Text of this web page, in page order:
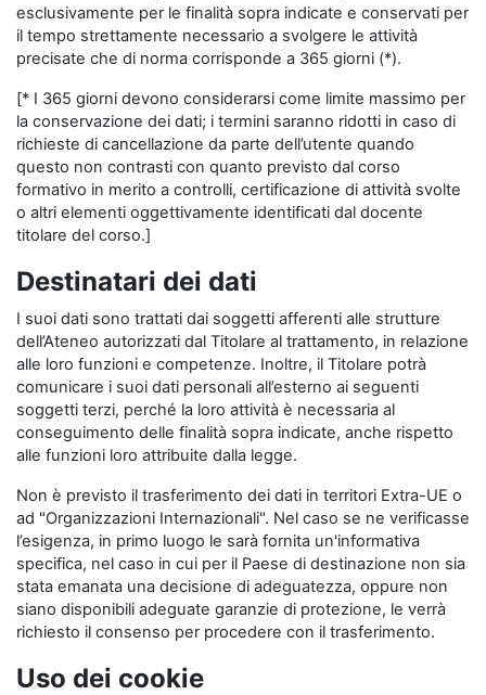
esclusivamente per le finalità sopra indicate e conservati per
il tempo strettamente necessario a svolgere le attività
precisate che di norma corrisponde a 365 giorni (*).
[* I 365 giorni devono considerarsi come limite massimo per
la conservazione dei dati; i termini saranno ridotti in caso di
richieste di cancellazione da parte dell’utente quando
questo non contrasti con quanto previsto dal corso
formativo in merito a controlli, certificazione di attività svolte
o altri elementi oggettivamente identificati dal docente
titolare del corso.]
Destinatari dei dati
I suoi dati sono trattati dai soggetti afferenti alle strutture
dell’Ateneo autorizzati dal Titolare al trattamento, in relazione
alle loro funzioni e competenze. Inoltre, il Titolare potrà
comunicare i suoi dati personali all’esterno ai seguenti
soggetti terzi, perché la loro attività è necessaria al
conseguimento delle finalità sopra indicate, anche rispetto
alle funzioni loro attribuite dalla legge.
Non è previsto il trasferimento dei dati in territori Extra-UE o
ad "Organizzazioni Internazionali". Nel caso se ne verificasse
l’esigenza, in primo luogo le sarà fornita un'informativa
specifica, nel caso in cui per il Paese di destinazione non sia
stata emanata una decisione di adeguatezza, oppure non
siano disponibili adeguate garanzie di protezione, le verrà
richiesto il consenso per procedere con il trasferimento.
Uso dei cookie